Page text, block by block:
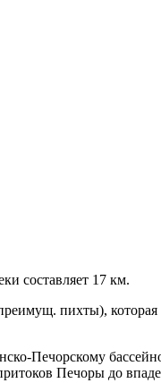
составляет 17 км.
пихты),
Печорскому
Печоры до